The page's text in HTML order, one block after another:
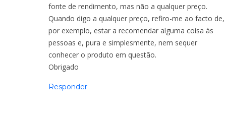
fonte de rendimento, mas não a qualquer preço.
Quando digo a qualquer preço, refiro-me ao facto de,
por exemplo, estar a recomendar alguma coisa às
pessoas e, pura e simplesmente, nem sequer
conhecer o produto em questão.
Obrigado
Responder